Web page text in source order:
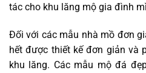
tác cho khu lăng mộ gia đình
Đối với các mẫu nhà mồ đơn
hết được thiết kế đơn giản và
khu lăng. Các mẫu mộ đá